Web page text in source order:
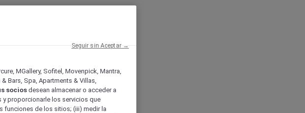
MGallery, Sofitel, Movenpick, Mantra,
Bars, Spa, Apartments & Villas,
socios desean almacenar o acceder a
y proporcionarle los servicios que
funciones de los sitios; (iii) medir la
Seguir sin Aceptar →